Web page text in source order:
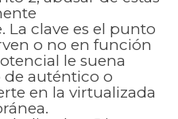
clave es el punto
o no en función
le suena
auténtico o
en la virtualizada